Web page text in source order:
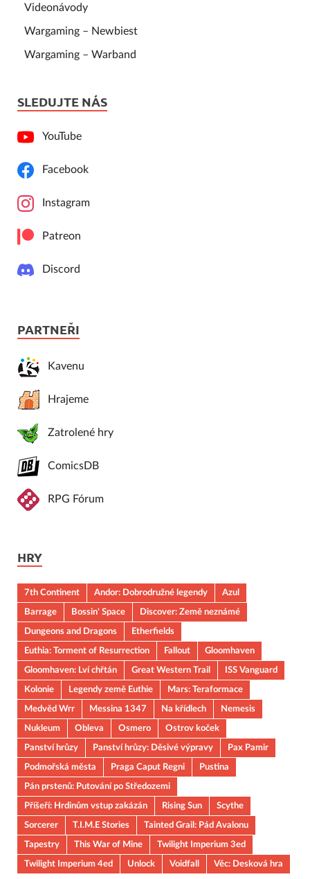
Videonávody
Wargaming – Newbiest
Wargaming – Warband
SLEDUJTE NÁS
YouTube
Facebook
Instagram
Patreon
Discord
PARTNEŘI
Kavenu
Hrajeme
Zatrolené hry
ComicsDB
RPG Fórum
HRY
7th Continent Andor: Dobrodružné legendy
Azul
Barrage
Bossin' Space
Discover: Země neznámé
Dungeons and Dragons
Etherfields
Euthia: Torment of Resurrection
Fallout
Gloomhaven
Gloomhaven: Lví chřtán
Great Western Trail
ISS Vanguard
Kolonie
Legendy země Euthie
Mars: Teraformace
Medvěd Wrr
Messina 1347 Na křídlech
Nemesis
Nukleum
Obleva Osmero
Ostrov koček
Panství hrůzy
Panství hrůzy: Děsivé výpravy
Pax Pamir
Podmořská města
Praga Caput Regni
Pustina
Pán prstenů: Putování po Středozemi
Příšeří: Hrdinům vstup zakázán
Rising Sun
Scythe
Sorcerer
T.I.M.E Stories
Tainted Grail: Pád Avalonu
Tapestry
This War of Mine
Twilight Imperium 3ed
Twilight Imperium 4ed
Unlock Voidfall Věc: Desková hra